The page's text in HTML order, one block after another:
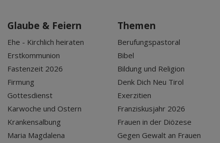
Glaube & Feiern
Ehe - Kirchlich heiraten
Erstkommunion
Fastenzeit 2026
Firmung
Gottesdienst
Karwoche und Ostern
Krankensalbung
Maria Magdalena
Themen
Berufungspastoral
Bibel
Bildung und Religion
Denk Dich Neu Tirol
Exerzitien
Franziskusjahr 2026
Frauen in der Diözese
Gegen Gewalt an Frauen